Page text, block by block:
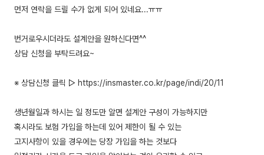
먼저 연락을 드릴 수가 없게 되어 있네요...ㅠㅠ
번거로우시더라도 설계안을 원하신다면^^
상담 신청을 부탁드려요~
※ 상담신청 클릭 ▷ https://insmaster.co.kr/page/indi/20/11
생년월일과 하시는 일 정도만 알면 설계안 구성이 가능하지만
혹시라도 보험 가입을 하는데 있어 제한이 될 수 있는
고지사항이 있을 경우에는 당장 가입을 하는 것보다